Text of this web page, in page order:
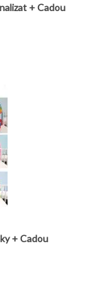
+ Cadou
+ Cadou